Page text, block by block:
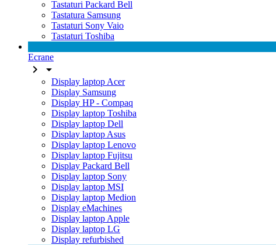
Tastaturi Packard Bell
Tastatura Samsung
Tastaturi Sony Vaio
Tastaturi Toshiba
Ecrane
 
Display laptop Acer
Display Samsung
Display HP - Compaq
Display laptop Toshiba
Display laptop Dell
Display laptop Asus
Display laptop Lenovo
Display laptop Fujitsu
Display Packard Bell
Display laptop Sony
Display laptop MSI
Display laptop Medion
Display eMachines
Display laptop Apple
Display laptop LG
Display refurbished